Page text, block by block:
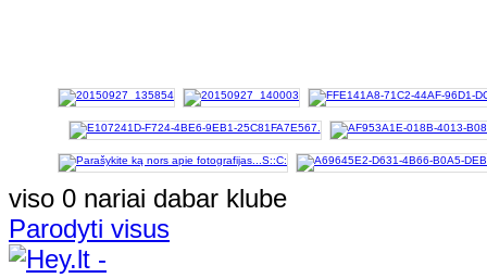
viso 0 nariai dabar klube
Parodyti visus